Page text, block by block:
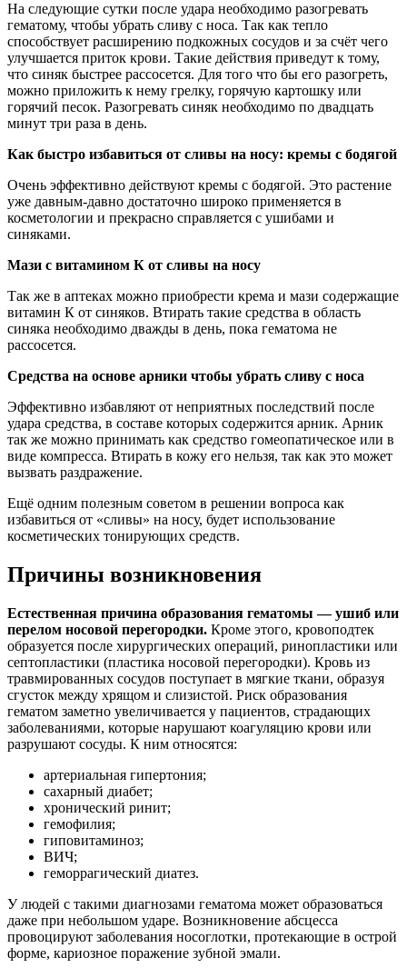
На следующие сутки после удара необходимо разогревать
гематому, чтобы убрать сливу с носа. Так как тепло
способствует расширению подкожных сосудов и за счёт чего
улучшается приток крови. Такие действия приведут к тому,
что синяк быстрее рассосется. Для того что бы его разогреть,
можно приложить к нему грелку, горячую картошку или
горячий песок. Разогревать синяк необходимо по двадцать
минут три раза в день.
Как быстро избавиться от сливы на носу: кремы с бодягой
Очень эффективно действуют кремы с бодягой. Это растение
уже давным-давно достаточно широко применяется в
косметологии и прекрасно справляется с ушибами и
синяками.
Мази с витамином К от сливы на носу
Так же в аптеках можно приобрести крема и мази содержащие
витамин К от синяков. Втирать такие средства в область
синяка необходимо дважды в день, пока гематома не
рассосется.
Средства на основе арники чтобы убрать сливу с носа
Эффективно избавляют от неприятных последствий после
удара средства, в составе которых содержится арник. Арник
так же можно принимать как средство гомеопатическое или в
виде компресса. Втирать в кожу его нельзя, так как это может
вызвать раздражение.
Ещё одним полезным советом в решении вопроса как
избавиться от «сливы» на носу, будет использование
косметических тонирующих средств.
Причины возникновения
Естественная причина образования гематомы — ушиб или
перелом носовой перегородки. Кроме этого, кровоподтек
образуется после хирургических операций, ринопластики или
септопластики (пластика носовой перегородки). Кровь из
травмированных сосудов поступает в мягкие ткани, образуя
сгусток между хрящом и слизистой. Риск образования
гематом заметно увеличивается у пациентов, страдающих
заболеваниями, которые нарушают коагуляцию крови или
разрушают сосуды. К ним относятся:
артериальная гипертония;
сахарный диабет;
хронический ринит;
гемофилия;
гиповитаминоз;
ВИЧ;
геморрагический диатез.
У людей с такими диагнозами гематома может образоваться
даже при небольшом ударе. Возникновение абсцесса
провоцируют заболевания носоглотки, протекающие в острой
форме, кариозное поражение зубной эмали.